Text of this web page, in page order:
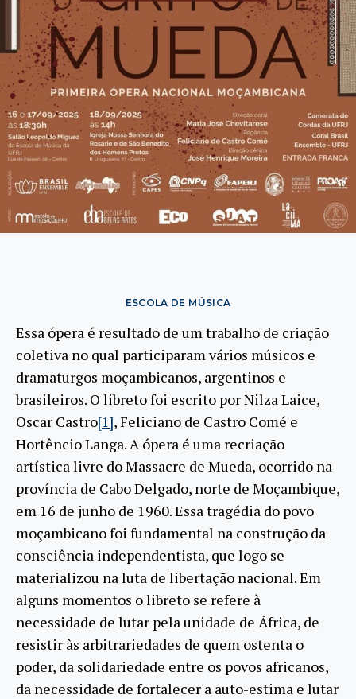
ESCOLA DE MÚSICA
Essa ópera é resultado de um trabalho de criação
coletiva no qual participaram vários músicos e
dramaturgos moçambicanos, argentinos e
brasileiros. O libreto foi escrito por Nilza Laice,
Oscar Castro[1], Feliciano de Castro Comé e
Hortêncio Langa. A ópera é uma recriação
artística livre do Massacre de Mueda, ocorrido na
província de Cabo Delgado, norte de Moçambique,
em 16 de junho de 1960. Essa tragédia do povo
moçambicano foi fundamental na construção da
consciência independentista, que logo se
materializou na luta de libertação nacional. Em
alguns momentos o libreto se refere à
necessidade de lutar pela unidade de África, de
resistir às arbitrariedades de quem ostenta o
poder, da solidariedade entre os povos africanos,
da necessidade de fortalecer a auto-estima e lutar